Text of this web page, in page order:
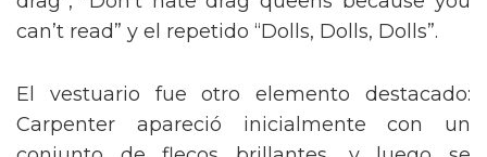
drag”, “Don’t hate drag queens because you
can’t read” y el repetido “Dolls, Dolls, Dolls”.
El vestuario fue otro elemento destacado:
Carpenter apareció inicialmente con un